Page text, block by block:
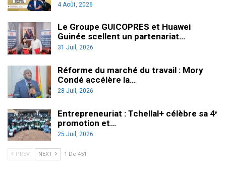
4 Août, 2026
Le Groupe GUICOPRES et Huawei
Guinée scellent un partenariat…
31 Juil, 2026
Réforme du marché du travail : Mory
Condé accélère la…
28 Juil, 2026
Entrepreneuriat : Tchellal+ célèbre sa 4ᵉ
promotion et…
25 Juil, 2026
PREV NEXT 1 De 451